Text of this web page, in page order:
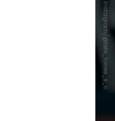
Instagram/@felix_torres_s_c